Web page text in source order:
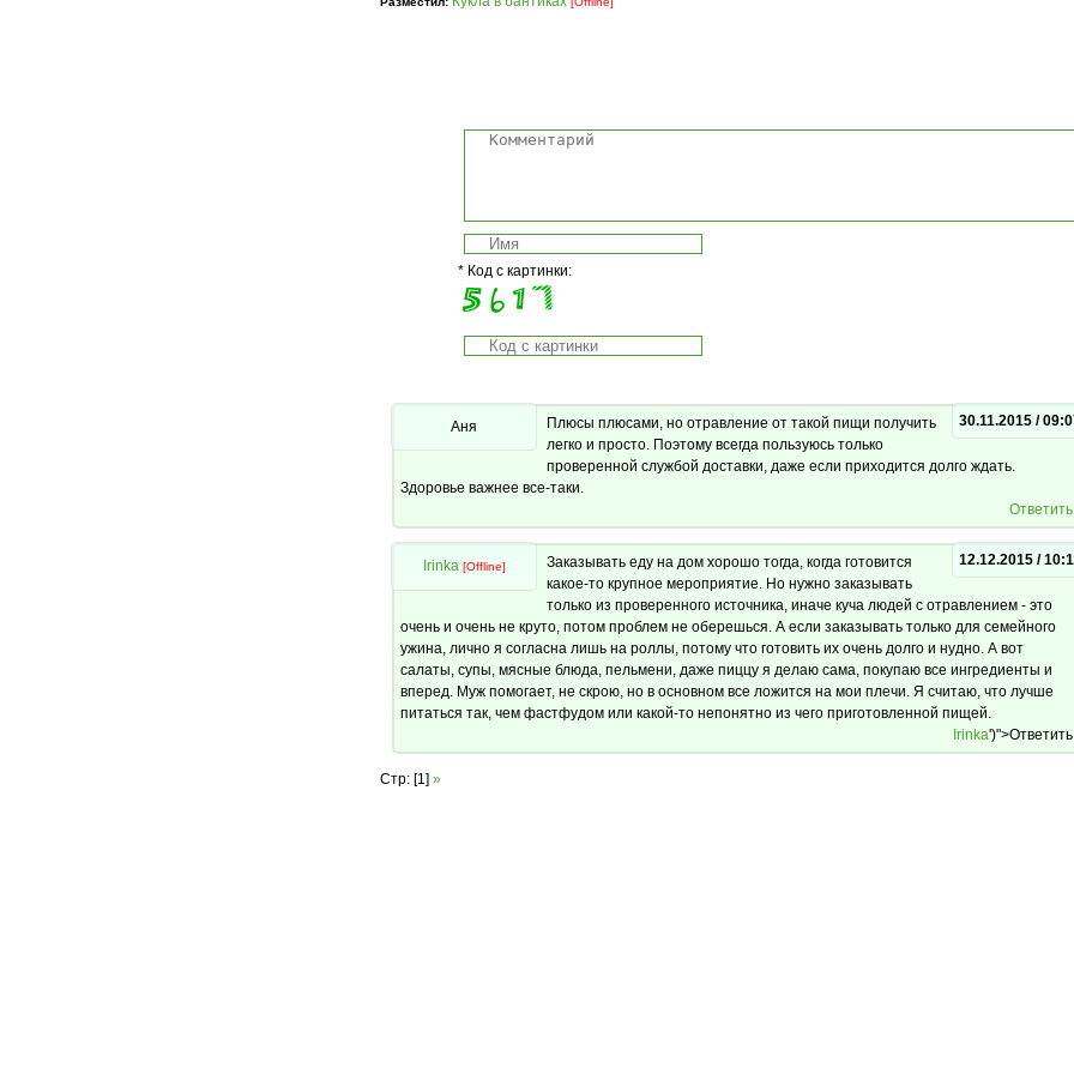
* Код с картинки:
30.11.2015 /
Аня
Плюсы плюсами, но отравление от такой пищи получить
легко и просто. Поэтому всегда пользуюсь только
проверенной службой доставки, даже если приходится долго ждать.
Здоровье важнее все-таки.
Ответить
12.12.2015 /
Irinka [Offline]
Заказывать еду на дом хорошо тогда, когда готовится
какое-то крупное мероприятие. Но нужно заказывать
только из проверенного источника, иначе куча людей с отравлением - это
очень и очень не круто, потом проблем не оберешься. А если заказывать только для семейного
ужина, лично я согласна лишь на роллы, потому что готовить их очень долго и нудно. А вот
салаты, супы, мясные блюда, пельмени, даже пиццу я делаю сама, покупаю все ингредиенты и
вперед. Муж помогает, не скрою, но в основном все ложится на мои плечи. Я считаю, что лучше
питаться так, чем фастфудом или какой-то непонятно из чего приготовленной пищей.
Irinka')">Ответить
Стр: [1] »